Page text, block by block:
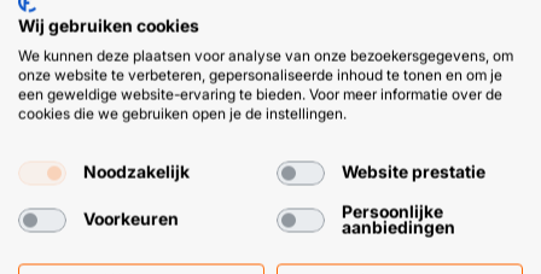
wanden
oneffenheden
Slijpen en afwerken van natuursteen en graniet
Diamant komschijf bestellen in de juiste
maat
De komschijf is er in drie maten, allemaal met een asgat
Wij gebruiken cookies
We kunnen deze plaatsen voor analyse van onze bezoekersgegevens, om
onze website te verbeteren, gepersonaliseerde inhoud te tonen en om je
een geweldige website-ervaring te bieden. Voor meer informatie over de
cookies die we gebruiken open je de instellingen.
Noodzakelijk Website prestatie
Voorkeuren
Persoonlijke
aanbiedingen